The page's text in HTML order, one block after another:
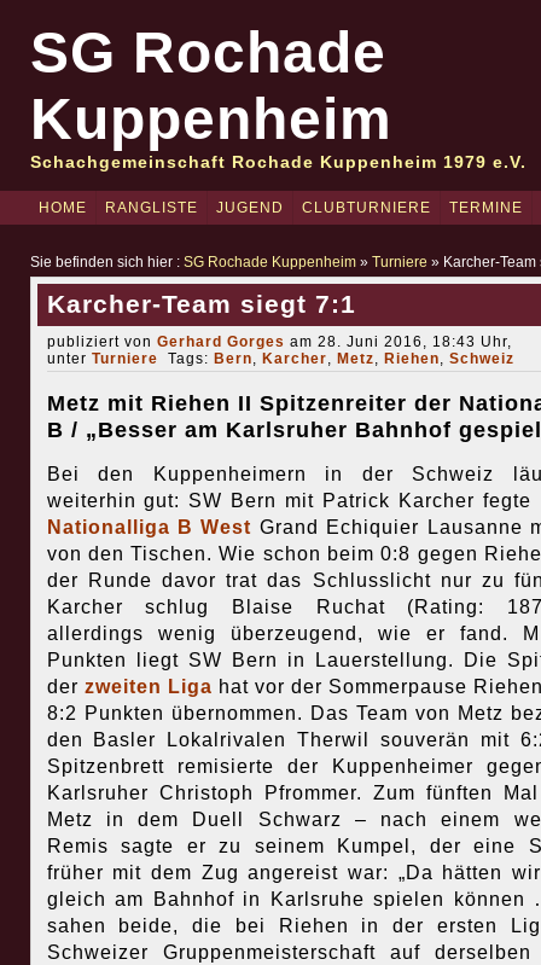
SG Rochade
Kuppenheim
Schachgemeinschaft Rochade Kuppenheim 1979 e.V.
HOME RANGLISTE JUGEND CLUBTURNIERE TERMINE
Sie befinden sich hier : SG Rochade Kuppenheim» Turniere » Karcher-Team
Karcher-Team siegt 7:1
publiziert von Gerhard Gorges am 28. Juni 2016, 18:43 Uhr,
unter Turniere Tags: Bern, Karcher, Metz, Riehen, Schweiz
Metz mit Riehen II Spitzenreiter der
B / „Besser am Karlsruher Bahnhof
Bei den Kuppenheimern in der Schweiz
weiterhin gut: SW Bern mit Patrick Karcher fegte
Nationalliga B West Grand Echiquier Lausanne
von den Tischen. Wie schon beim 0:8 gegen
der Runde davor trat das Schlusslicht nur zu
Karcher schlug Blaise Ruchat (Rating:
allerdings wenig überzeugend, wie er fand.
Punkten liegt SW Bern in Lauerstellung. Die
der zweiten Liga hat vor der Sommerpause
8:2 Punkten übernommen. Das Team von Metz
den Basler Lokalrivalen Therwil souverän mit
Spitzenbrett remisierte der Kuppenheimer
Karlsruher Christoph Pfrommer. Zum fünften
Metz in dem Duell Schwarz – nach einem
Remis sagte er zu seinem Kumpel, der eine
früher mit dem Zug angereist war: „Da hätten
gleich am Bahnhof in Karlsruhe spielen können
sahen beide, die bei Riehen in der ersten
Schweizer Gruppenmeisterschaft auf